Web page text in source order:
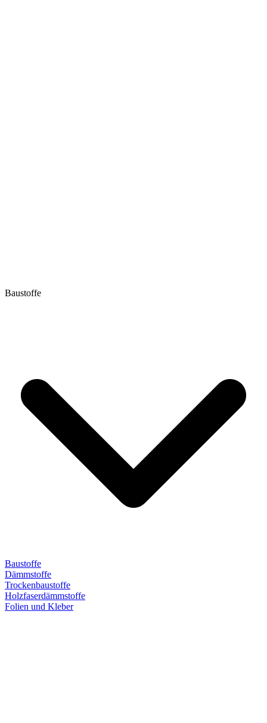
Baustoffe
Baustoffe
Dämmstoffe
Trockenbaustoffe
Holzfaserdämmstoffe
Folien und Kleber